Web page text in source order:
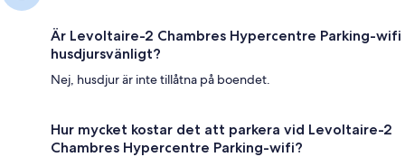
Är Levoltaire-2 Chambres Hypercentre Parking-wifi
husdjursvänligt?
Nej, husdjur är inte tillåtna på boendet.
Hur mycket kostar det att parkera vid Levoltaire-2
Chambres Hypercentre Parking-wifi?